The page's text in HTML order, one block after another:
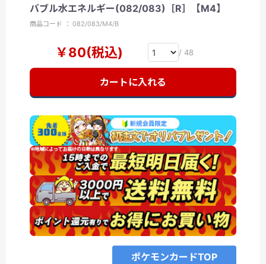
バブル水エネルギー(082/083)［R］【M4】
商品コード ： 082/083/M4/B
￥80(税込) / 48
カートに入れる
ポケモンカードTOP